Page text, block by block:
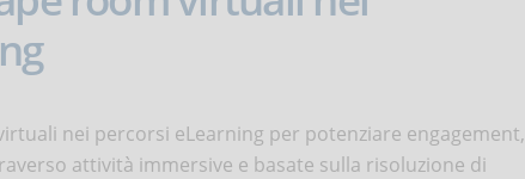
nei percorsi eLearning per potenziare engagement,
attività immersive e basate sulla risoluzione di